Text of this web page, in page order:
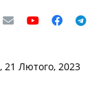
21 Лютого, 2023